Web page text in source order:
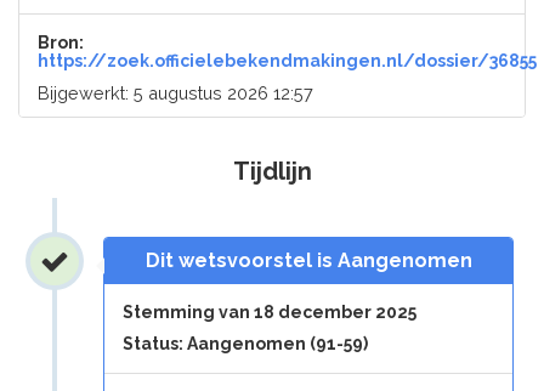
Bron:
https://zoek.officielebekendmakingen.nl/dossier/36855
Bijgewerkt: 5 augustus 2026 12:57
Tijdlijn
Dit wetsvoorstel is Aangenomen
Stemming van 18 december 2025
Status: Aangenomen (91-59)